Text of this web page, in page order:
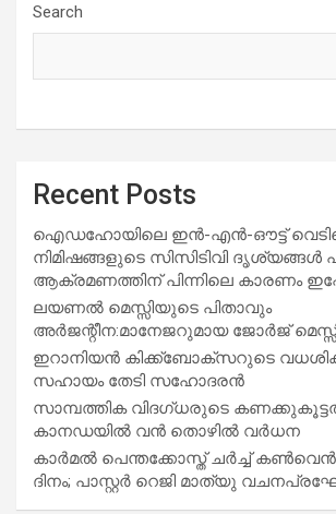
Search
Recent Posts
ഐഡഹോയിലെ ഇൻ-എൻ-ഔട്ട്
നിമിഷങ്ങളുടെ സിസിടിവി ദൃശ്യങ്ങൾ
ആക്രമണത്തിന് പിന്നിലെ കാരണം
ലയണൽ മെസ്സിയുടെ പിതാവും
അർജന്റീന:മാനേജറുമായ ജോർജ് മെസ്സി
ഇറാനിയൻ കിക്ക്ബോക്സറുടെ
സഹായം തേടി സഹോദരൻ
സാമ്പത്തിക വിദഗ്ധരുടെ കണക്കുകൂട്ടൽ
കാനഡയിൽ വൻ തൊഴിൽ വർധന
കാർമൽ പെന്തക്കോസ്ത് ചർച്ച്
ദിനം; പാസ്റ്റർ റെജി മാത്യു